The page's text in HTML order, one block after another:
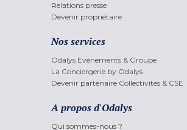
Relations presse
Devenir propriétaire
Nos services
Odalys Evènements & Groupe
La Conciergerie by Odalys
Devenir partenaire Collectivités & CSE
A propos d'Odalys
Qui sommes-nous ?